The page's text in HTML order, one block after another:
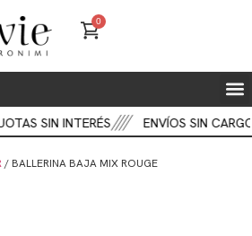
0
SIN INTERÉS ENVÍOS SIN CARGO
/ BALLERINA BAJA MIX ROUGE